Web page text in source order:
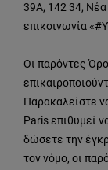
39Α, 142 34, Νέα
επικοινωνία
Οι παρόντες
Παρακαλείστε
Paris επιθυμεί
δώσετε την
τον νόμο, οι